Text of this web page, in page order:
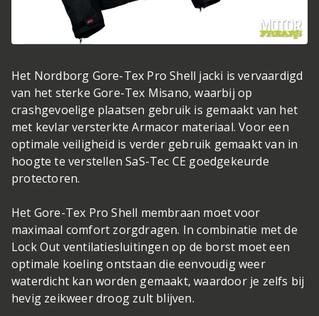
Het Nordborg Gore-Tex Pro Shell jacki is vervaardigd
van het sterke Gore-Tex Misano, waarbij op
crashgevoelige plaatsen gebruik is gemaakt van het
met kevlar versterkte Armacor materiaal. Voor een
optimale veiligheid is verder gebruik gemaakt van in
hoogte te verstellen SaS-Tec CE goedgekeurde
protectoren.
Het Gore-Tex Pro Shell membraan moet voor
maximaal comfort zorgdragen. In combinatie met de
Lock Out ventilatiesluitingen op de borst moet een
optimale koeling ontstaan die eenvoudig weer
waterdicht kan worden gemaakt, waardoor je zelfs bij
hevig zeikweer droog zult blijven.